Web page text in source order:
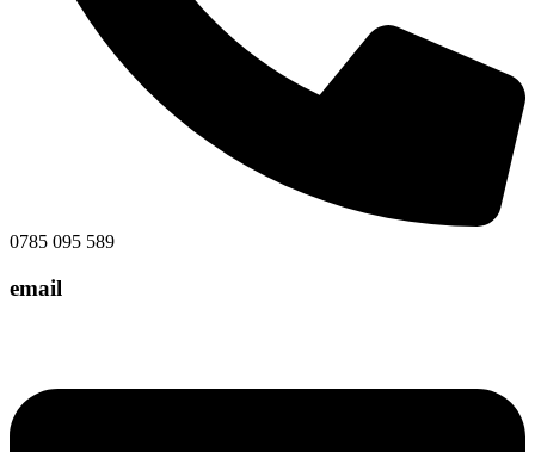
0785 095 589
email